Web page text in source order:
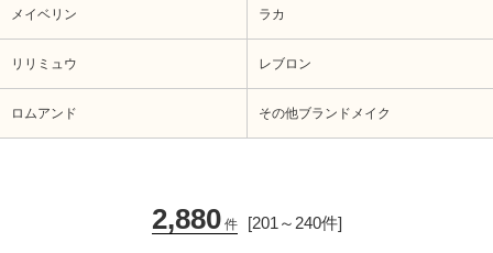
メイベリン ラカ
リリミュウ レブロン
ロムアンド その他ブランドメイク
2,880件 [201～240件]